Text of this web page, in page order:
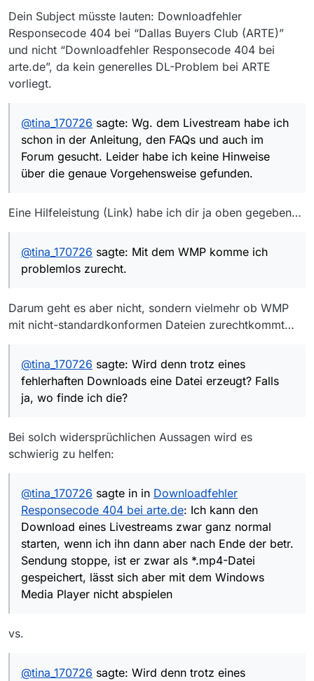
Anleitung, den FAQs und auch im Forum gesucht.
Leider habe ich keine Hinweise über die genaue
Vorgehensweise gefunden.
@styrollsagte in Downloadfehler Responsecode
404 bei arte.de:
auszudrücken. Geht es denn mit VLC auch
nicht?
Mit dem WMP komme ich problemlos zurecht.
Darum habe ich den VLC auch bisher nicht
installiert.
… Abspielen der erzeugten Datei …
Datei erzeugt? Falls ja, wo finde ich die? Dann
würde ich das beim nächsten Mal mit dem VLC
Filmliste von heute, 10:14 Uhr der betr. Film schon
wieder nicht mehr enthalten.
Danke für die vielen Tipps, und für Euch alle noch
Dein Subject müsste lauten: Downloadfehler
Responsecode 404 bei “Dallas Buyers Club (ARTE)”
und nicht “Downloadfehler Responsecode 404 bei
arte.de”, da kein generelles DL-Problem bei ARTE
vorliegt.
@tina_170726 sagte: Wg. dem Livestream habe ich
schon in der Anleitung, den FAQs und auch im
Forum gesucht. Leider habe ich keine Hinweise
über die genaue Vorgehensweise gefunden.
Eine Hilfeleistung (Link) habe ich dir ja oben gegeben…
@tina_170726 sagte: Mit dem WMP komme ich
problemlos zurecht.
Darum geht es aber nicht, sondern vielmehr ob WMP
mit nicht-standardkonformen Dateien zurechtkommt…
@tina_170726 sagte: Wird denn trotz eines
fehlerhaften Downloads eine Datei erzeugt? Falls
ja, wo finde ich die?
Bei solch widersprüchlichen Aussagen wird es
schwierig zu helfen:
@tina_170726 sagte in in Downloadfehler
Responsecode 404 bei arte.de: Ich kann den
Download eines Livestreams zwar ganz normal
starten, wenn ich ihn dann aber nach Ende der betr.
Sendung stoppe, ist er zwar als *.mp4-Datei
gespeichert, lässt sich aber mit dem Windows
Media Player nicht abspielen
vs.
@tina_170726 sagte: Wird denn trotz eines